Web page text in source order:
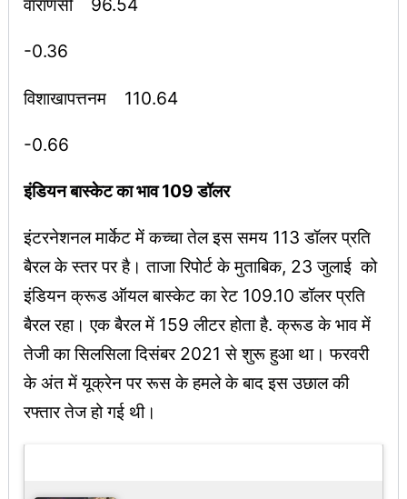
वाराणसी 96.54
-0.36
विशाखापत्तनम 110.64
-0.66
इंडियन बास्केट का भाव 109 डॉलर
इंटरनेशनल मार्केट में कच्चा तेल इस समय 113 डॉलर प्रति
बैरल के स्तर पर है। ताजा रिपोर्ट के मुताबिक, 23 जुलाई को
इंडियन क्रूड ऑयल बास्केट का रेट 109.10 डॉलर प्रति
बैरल रहा। एक बैरल में 159 लीटर होता है. क्रूड के भाव में
तेजी का सिलसिला दिसंबर 2021 से शुरू हुआ था। फरवरी
के अंत में यूक्रेन पर रूस के हमले के बाद इस उछाल की
रफ्तार तेज हो गई थी।